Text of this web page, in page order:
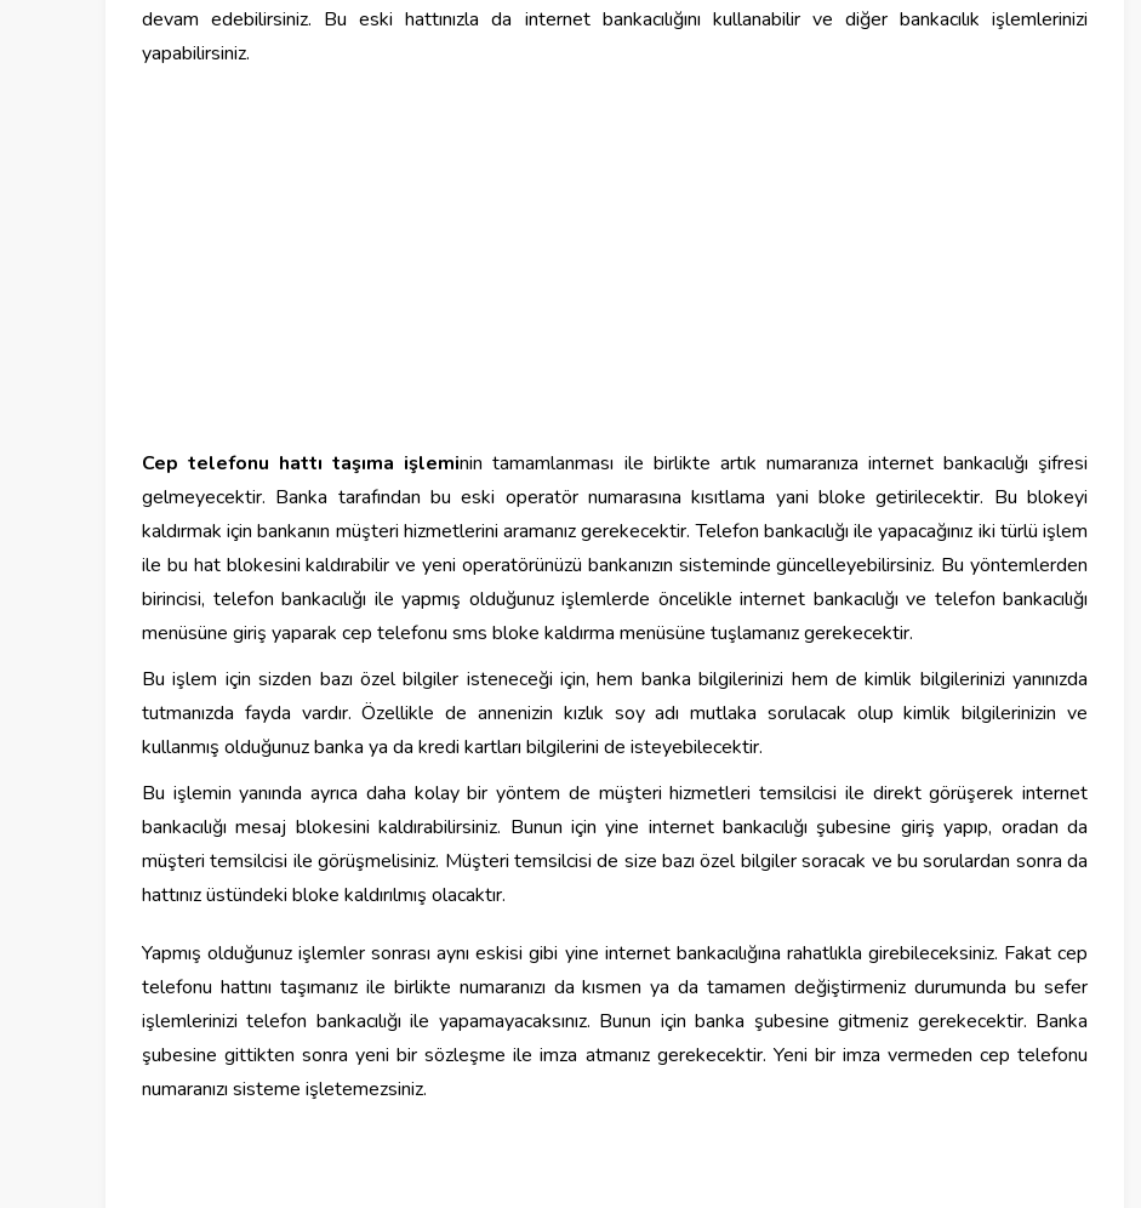
devam edebilirsiniz. Bu eski hattınızla da internet bankacılığını kullanabilir ve diğer bankacılık işlemlerinizi
yapabilirsiniz.
Cep telefonu hattı taşıma işleminin tamamlanması ile birlikte artık numaranıza internet bankacılığı şifresi
gelmeyecektir. Banka tarafından bu eski operatör numarasına kısıtlama yani bloke getirilecektir. Bu blokeyi
kaldırmak için bankanın müşteri hizmetlerini aramanız gerekecektir. Telefon bankacılığı ile yapacağınız iki türlü işlem
ile bu hat blokesini kaldırabilir ve yeni operatörünüzü bankanızın sisteminde güncelleyebilirsiniz. Bu yöntemlerden
birincisi, telefon bankacılığı ile yapmış olduğunuz işlemlerde öncelikle internet bankacılığı ve telefon bankacılığı
menüsüne giriş yaparak cep telefonu sms bloke kaldırma menüsüne tuşlamanız gerekecektir.
Bu işlem için sizden bazı özel bilgiler isteneceği için, hem banka bilgilerinizi hem de kimlik bilgilerinizi yanınızda
tutmanızda fayda vardır. Özellikle de annenizin kızlık soy adı mutlaka sorulacak olup kimlik bilgilerinizin ve
kullanmış olduğunuz banka ya da kredi kartları bilgilerini de isteyebilecektir.
Bu işlemin yanında ayrıca daha kolay bir yöntem de müşteri hizmetleri temsilcisi ile direkt görüşerek internet
bankacılığı mesaj blokesini kaldırabilirsiniz. Bunun için yine internet bankacılığı şubesine giriş yapıp, oradan da
müşteri temsilcisi ile görüşmelisiniz. Müşteri temsilcisi de size bazı özel bilgiler soracak ve bu sorulardan sonra da
hattınız üstündeki bloke kaldırılmış olacaktır.
Yapmış olduğunuz işlemler sonrası aynı eskisi gibi yine internet bankacılığına rahatlıkla girebileceksiniz. Fakat cep
telefonu hattını taşımanız ile birlikte numaranızı da kısmen ya da tamamen değiştirmeniz durumunda bu sefer
işlemlerinizi telefon bankacılığı ile yapamayacaksınız. Bunun için banka şubesine gitmeniz gerekecektir. Banka
şubesine gittikten sonra yeni bir sözleşme ile imza atmanız gerekecektir. Yeni bir imza vermeden cep telefonu
numaranızı sisteme işletemezsiniz.